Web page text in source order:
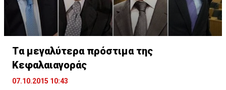
Tα μεγαλύτερα πρόστιμα της
Κεφαλαιαγοράς
07.10.2015 10:43